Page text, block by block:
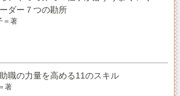
ダー７つの勘所
＝著
職の力量を高める11のスキル
著